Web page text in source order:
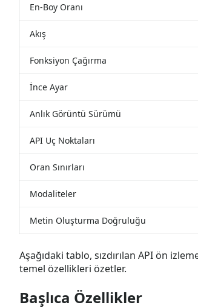
En-Boy Oranı
Akış
Fonksiyon Çağırma
İnce Ayar
Anlık Görüntü Sürümü
API Uç Noktaları
Oran Sınırları
Modaliteler
Metin Oluşturma Doğruluğu
Aşağıdaki tablo, sızdırılan API ön
temel özellikleri özetler.
Başlıca Özellikler